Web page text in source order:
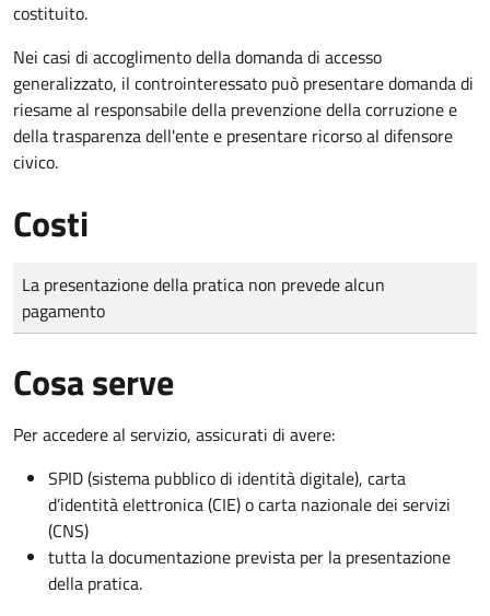
costituito.
Nei casi di accoglimento della domanda di accesso
generalizzato, il controinteressato può presentare domanda di
riesame al responsabile della prevenzione della corruzione e
della trasparenza dell'ente e presentare ricorso al difensore
civico.
Costi
Tipo di pagamento
Importo
La presentazione della pratica non prevede alcun
pagamento
Cosa serve
Per accedere al servizio, assicurati di avere:
SPID (sistema pubblico di identità digitale), carta
d’identità elettronica (CIE) o carta nazionale dei servizi
(CNS)
tutta la documentazione prevista per la presentazione
della pratica.